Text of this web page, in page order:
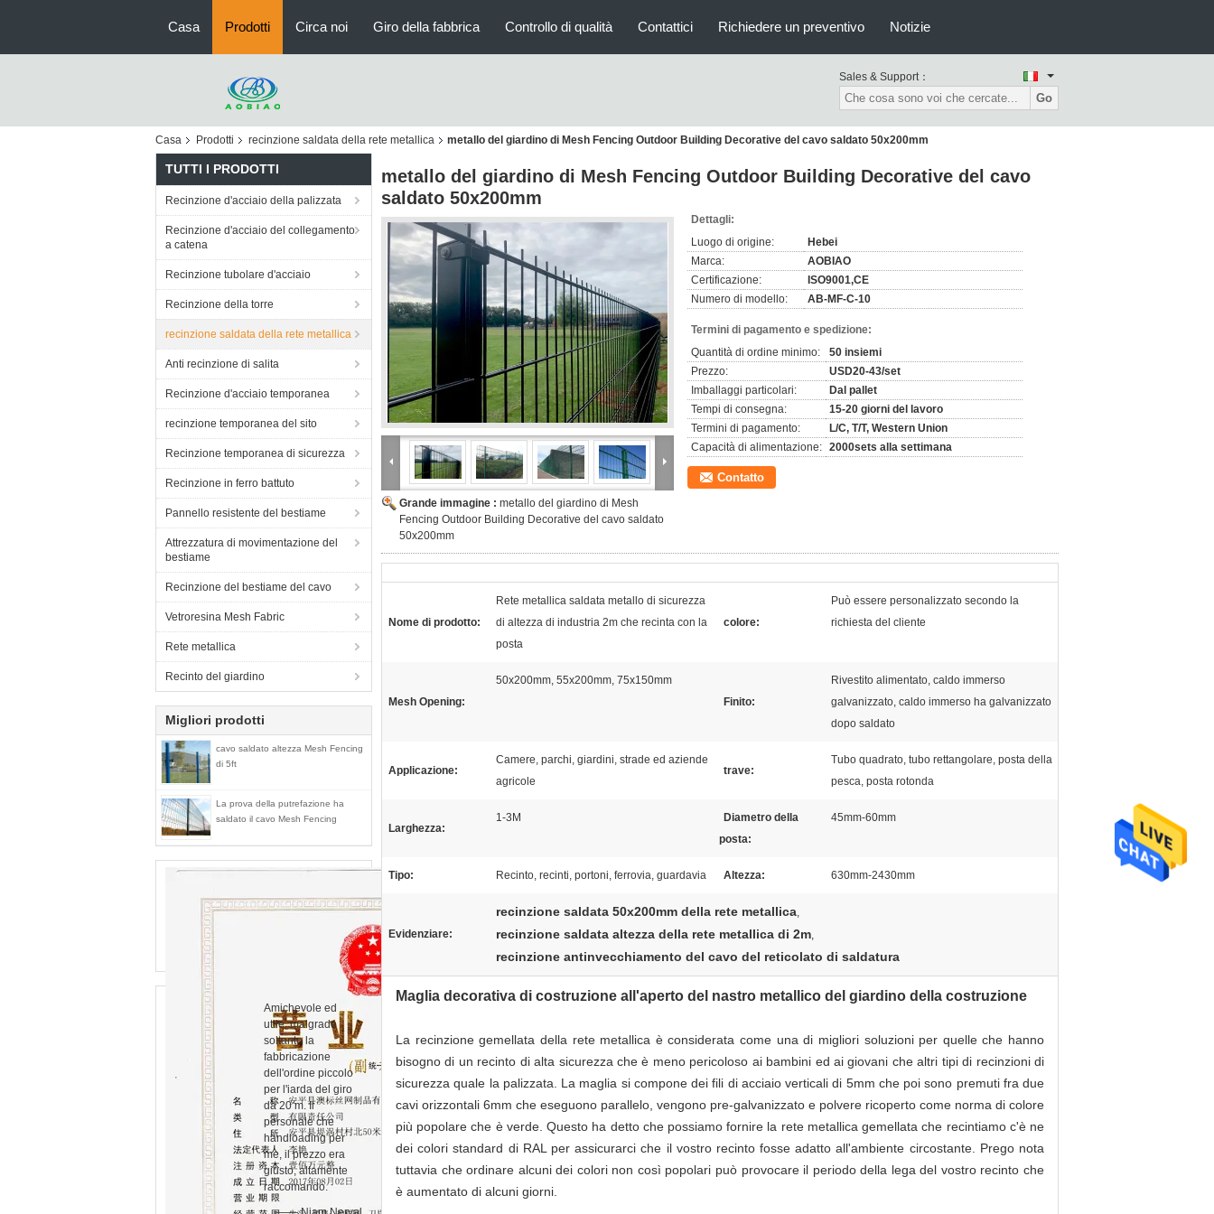
Casa Prodotti Circa noi Giro della fabbrica Controllo di qualità Contattici Richiedere un preventivo Notizie
Sales & Support：
Go
Casa Prodotti recinzione saldata della rete metallica metallo del giardino di Mesh Fencing Outdoor Building Decorative del cavo saldato 50x200mm
TUTTI I PRODOTTI
Recinzione d'acciaio della palizzata
Recinzione d'acciaio del collegamento
a catena
Recinzione tubolare d'acciaio
Recinzione della torre
recinzione saldata della rete metallica
Anti recinzione di salita
Recinzione d'acciaio temporanea
recinzione temporanea del sito
Recinzione temporanea di sicurezza
Recinzione in ferro battuto
Pannello resistente del bestiame
Attrezzatura di movimentazione del
bestiame
Recinzione del bestiame del cavo
Vetroresina Mesh Fabric
Rete metallica
Recinto del giardino
Migliori prodotti
cavo saldato altezza Mesh Fencing
di 5ft
La prova della putrefazione ha
saldato il cavo Mesh Fencing
Amichevole ed
utile, malgrado
soltanto la
fabbricazione
dell'ordine piccolo
per l'iarda del giro
da 20 m. Il
personale che
handloading per
me, il prezzo era
giusto, altamente
raccomando.
metallo del giardino di Mesh Fencing Outdoor Building Decorative del cavo
saldato 50x200mm
Grande immagine : metallo del giardino di Mesh
Fencing Outdoor Building Decorative del cavo saldato
50x200mm
Dettagli:
Luogo di origine:
Hebei
Marca:
AOBIAO
Certificazione:
ISO9001,CE
Numero di modello:
AB-MF-C-10
Termini di pagamento e spedizione:
Quantità di ordine minimo:
50 insiemi
Prezzo:
USD20-43/set
Imballaggi particolari:
Dal pallet
Tempi di consegna:
15-20 giorni del lavoro
Termini di pagamento:
L/C, T/T, Western Union
Capacità di alimentazione: 2000sets alla settimana
Contatto
Nome di prodotto:
Rete metallica saldata metallo di sicurezza
di altezza di industria 2m che recinta con la
posta
colore:
Può essere personalizzato secondo la
richiesta del cliente
Mesh Opening:
50x200mm, 55x200mm, 75x150mm
Finito:
Rivestito alimentato, caldo immerso
galvanizzato, caldo immerso ha galvanizzato
dopo saldato
Applicazione:
Camere, parchi, giardini, strade ed aziende
agricole
trave:
Tubo quadrato, tubo rettangolare, posta della
pesca, posta rotonda
Larghezza:
1-3M
Diametro della
posta:
45mm-60mm
Tipo: Recinto, recinti, portoni, ferrovia, guardavia Altezza: 630mm-2430mm
Evidenziare:
recinzione saldata 50x200mm della rete metallica,
recinzione saldata altezza della rete metallica di 2m,
recinzione antinvecchiamento del cavo del reticolato di saldatura
Maglia decorativa di costruzione all'aperto del nastro metallico del giardino della costruzione
La recinzione gemellata della rete metallica è considerata come una di migliori soluzioni per quelle che hanno
bisogno di un recinto di alta sicurezza che è meno pericoloso ai bambini ed ai giovani che altri tipi di recinzioni di
sicurezza quale la palizzata. La maglia si compone dei fili di acciaio verticali di 5mm che poi sono premuti fra due
cavi orizzontali 6mm che eseguono parallelo, vengono pre-galvanizzato e polvere ricoperto come norma di colore
più popolare che è verde. Questo ha detto che possiamo fornire la rete metallica gemellata che recintiamo c'è ne
dei colori standard di RAL per assicurarci che il vostro recinto fosse adatto all'ambiente circostante. Prego nota
tuttavia che ordinare alcuni dei colori non così popolari può provocare il periodo della lega del vostro recinto che
è aumentato di alcuni giorni.